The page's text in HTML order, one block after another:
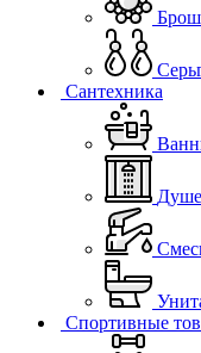
Сантехника
Спортивные